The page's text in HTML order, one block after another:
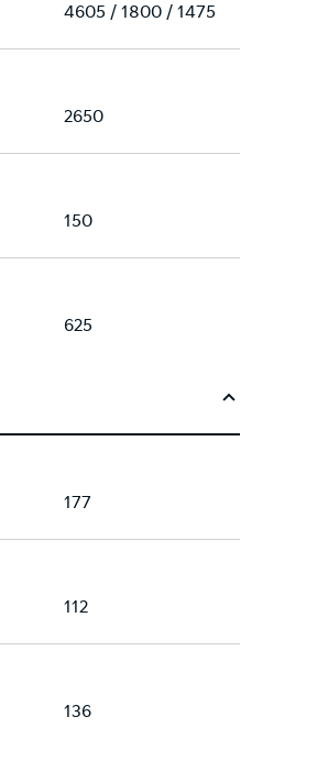
4605 / 1800 / 1475
2650
150
625
177
112
136